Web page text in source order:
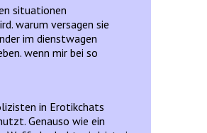
situationen
warum versagen sie
im dienstwagen
wenn mir bei so
in Erotikchats
Genauso wie ein